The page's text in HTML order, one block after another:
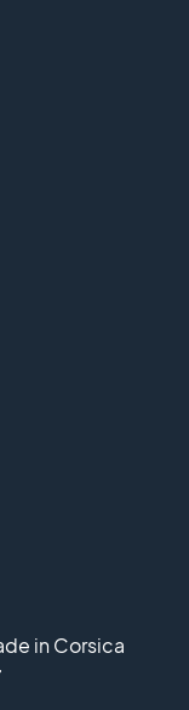
in Corsica